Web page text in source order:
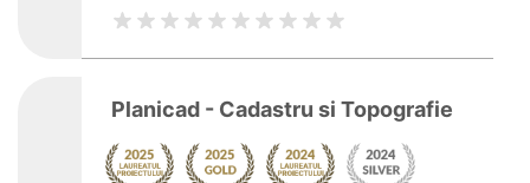
Planicad - Cadastru si Topografie